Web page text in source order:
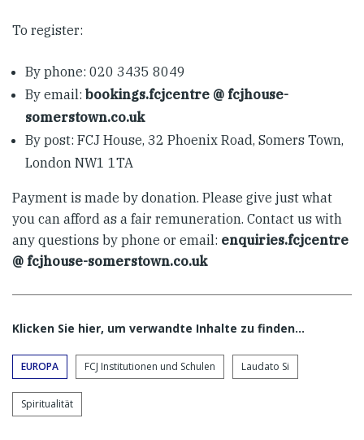
To register:
By phone: 020 3435 8049
By email: bookings.fcjcentre @ fcjhouse-
somerstown.co.uk
By post: FCJ House, 32 Phoenix Road, Somers Town,
London NW1 1TA
Payment is made by donation. Please give just what
you can afford as a fair remuneration. Contact us with
any questions by phone or email: enquiries.fcjcentre
@ fcjhouse-somerstown.co.uk
Klicken Sie hier, um verwandte Inhalte zu finden…
EUROPA FCJ Institutionen und Schulen Laudato Si
Spiritualität